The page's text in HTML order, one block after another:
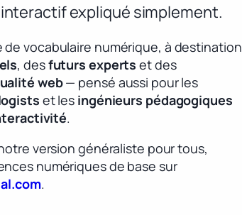
expliqué simplement.
de vocabulaire numérique, à destination
, desfuturs experts et des
web— pensé aussi pour les
et les ingénieurs pédagogiques
.
version généraliste pour tous,
numériques de base sur
.